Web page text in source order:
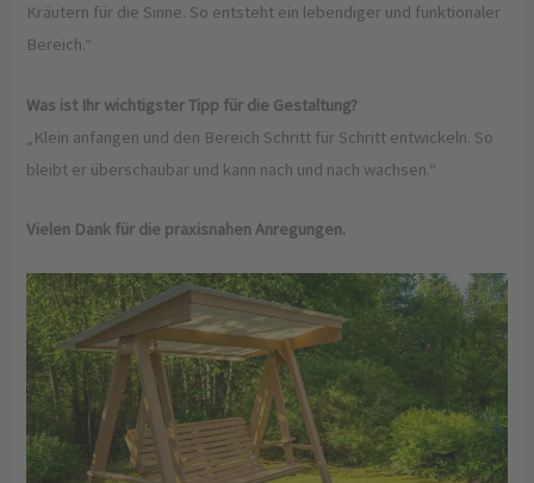
Kräutern für die Sinne. So entsteht ein lebendiger und funktionaler
Bereich.“
Was ist Ihr wichtigster Tipp für die Gestaltung?
„Klein anfangen und den Bereich Schritt für Schritt entwickeln. So
bleibt er überschaubar und kann nach und nach wachsen.“
Vielen Dank für die praxisnahen Anregungen.